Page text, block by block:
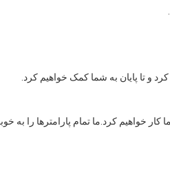
و تا پایان به شما کمک خواهیم کرد.
خواهیم کرد.ما تمام پارامترها را به